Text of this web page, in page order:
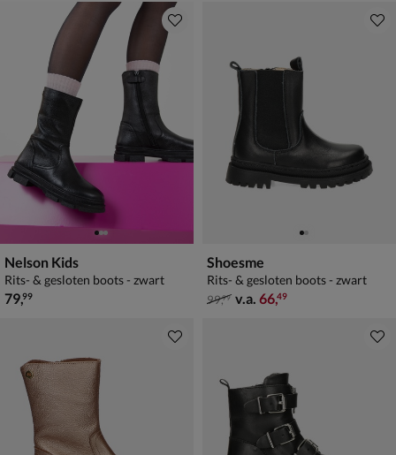
Nelson Kids
Rits- & gesloten boots - zwart
€ 79,99
79,99
Shoesme
Rits- & gesloten boots - zwart
van € 99,99 vanaf € 66,49
99,99 v.a. 66,49